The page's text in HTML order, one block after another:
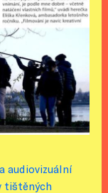
audiovizuální
tištěných